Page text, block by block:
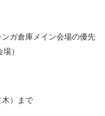
ガ倉庫メイン会場の優先
）
）まで